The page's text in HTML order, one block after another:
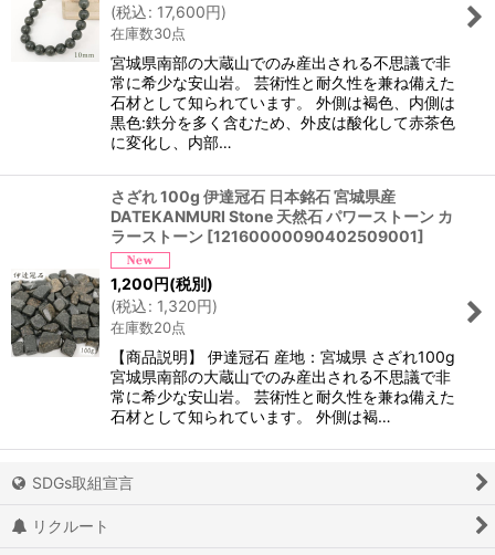
(税込: 17,600円)
在庫数30点
宮城県南部の大蔵山でのみ産出される不思議で非
常に希少な安山岩。 芸術性と耐久性を兼ね備えた
石材として知られています。 外側は褐色、内側は
黒色:鉄分を多く含むため、外皮は酸化して赤茶色
に変化し、内部…
さざれ 100g 伊達冠石 日本銘石 宮城県産
DATEKANMURI Stone 天然石 パワーストーン カ
ラーストーン [12160000090402509001]
1,200円(税別)
(税込: 1,320円)
在庫数20点
【商品説明】 伊達冠石 産地：宮城県 さざれ100g
宮城県南部の大蔵山でのみ産出される不思議で非
常に希少な安山岩。 芸術性と耐久性を兼ね備えた
石材として知られています。 外側は褐…
SDGs取組宣言
リクルート